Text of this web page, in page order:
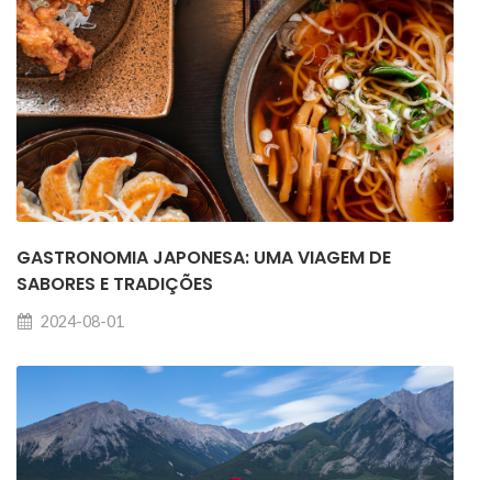
GASTRONOMIA JAPONESA: UMA VIAGEM DE
SABORES E TRADIÇÕES
2024-08-01